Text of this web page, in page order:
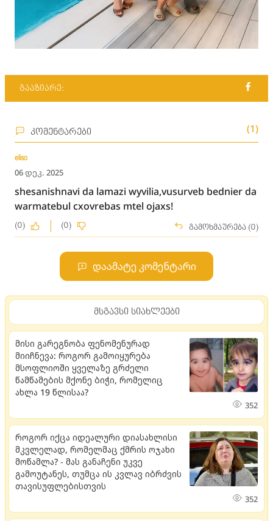
გააზიარე:
კომენტარები (1)
eliso
06 დეკ. 2025
shesanishnavi da lamazi wyvilia,vusurveb bednier da
warmatebul cxovrebas mtel ojaxs!
(0) (0) გამოხმაურება (0)
დაამატე კომენტარი
მსგავსი სიახლეები
მისი გარეგნობა ფენომენურად
მიიჩნევა: როგორ გამოიყურება
მსოფლიოში ყველაზე გრძელი
წამწამების მქონე ბიჭი, რომელიც
ახლა 19 წლისაა?
352
როგორ იქცა იდეალური დიასახლისი
მკვლელად, რომელმაც ქმრის ოჯახი
მოწამლა? - მას განაჩენი უკვე
გამოუტანეს, თუმცა ის კვლავ იბრძვის
თავისუფლებისთვის
352